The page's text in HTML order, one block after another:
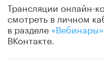
Трансляции онлайн-
смотреть в личном
в разделе «Вебинары»
ВКонтакте.